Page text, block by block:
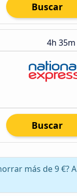
Buscar
4h 35m
Buscar
más de 9 €? A